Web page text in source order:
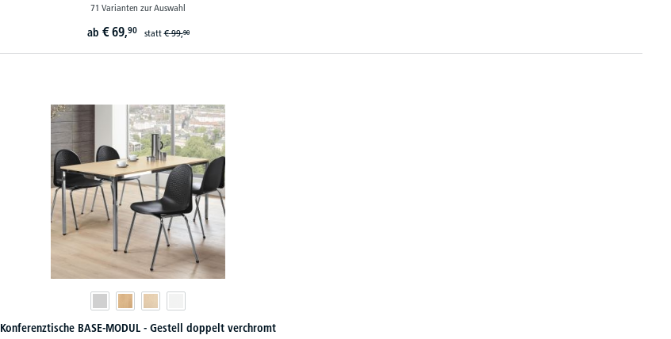
71 Varianten zur Auswahl
ab € 69,90 statt€ 99,90
Konferenztische BASE-MODUL - Gestell doppelt verchromt